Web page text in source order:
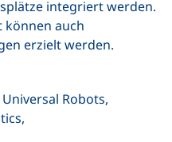
integriert werden.
können auch
erzielt werden.
Robots,